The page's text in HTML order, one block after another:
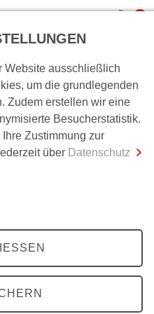
0,00 €
Zur Kasse
Website ausschließlich
um die grundlegenden
Zudem erstellen wir eine
Besucherstatistik.
Zustimmung zur
über Datenschutz